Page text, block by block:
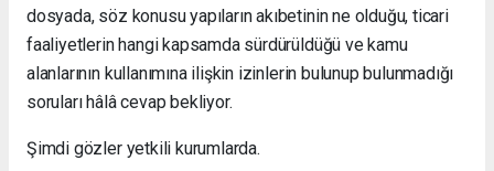
dosyada, söz konusu yapıların akıbetinin ne olduğu, ticari
faaliyetlerin hangi kapsamda sürdürüldüğü ve kamu
alanlarının kullanımına ilişkin izinlerin bulunup bulunmadığı
soruları hâlâ cevap bekliyor.
Şimdi gözler yetkili kurumlarda.